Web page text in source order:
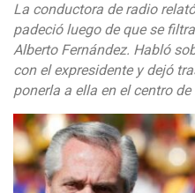
La conductora de radio
padeció luego de que se
Alberto Fernández. Habló
con el expresidente y dejó
ponerla a ella en el centro